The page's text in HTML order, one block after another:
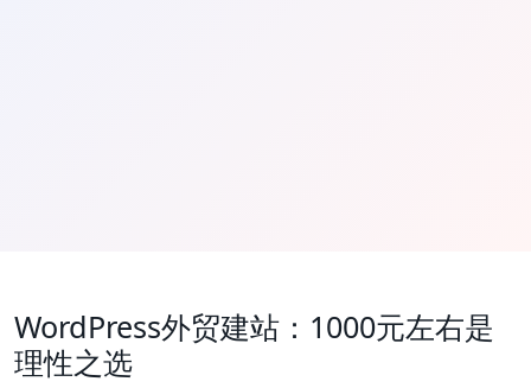
WordPress外贸建站：1000元左右是
理性之选